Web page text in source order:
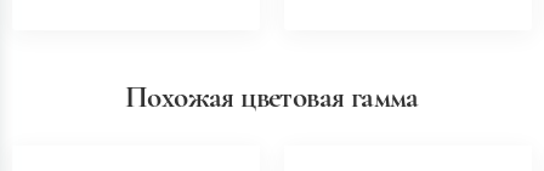
Похожая цветовая гамма